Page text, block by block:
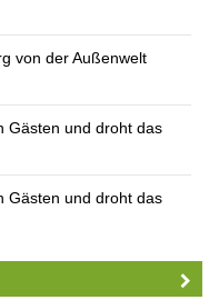
von der Außenwelt
Gästen und droht das
Gästen und droht das